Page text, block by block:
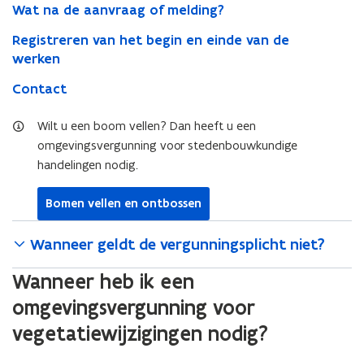
Wat na de aanvraag of melding?
Registreren van het begin en einde van de
werken
Contact
Wilt u een boom vellen? Dan heeft u een
omgevingsvergunning voor stedenbouwkundige
handelingen nodig.
Bomen vellen en ontbossen
Wanneer geldt de vergunningsplicht niet?
Wanneer heb ik een
omgevingsvergunning voor
vegetatiewijzigingen nodig?